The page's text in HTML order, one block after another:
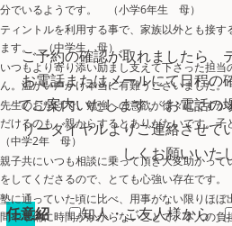
分でいるようです。 （小学6年生 母）
ティントルを利用する事で、家族以外とも接
ます。 （中学生 母）
いつもより寄り添い励まし支えて下さった担
ん。温かい声かけ本当に有難うございました
先生のおかげで、勉強への意欲が徐々にです
だけるのも、親からするとありがたいです。
（中学2年 母）
親子共にいつも相談に乗って頂き大変助かっ
をしてくださるので、とても心強い存在です
塾に通っていた頃に比べ、用事がない限りほ
間や準備に時間がかからないことで、本人の
ご予約の確認が取れましたら、
お電話またはメールにて日程の
てご案内いたします。 お電話の
リーダイヤルよりご連絡させて
しくお願いいた
任意紹
知人・ご友人様から